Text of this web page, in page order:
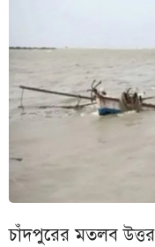
চাঁদপুরের মতলব